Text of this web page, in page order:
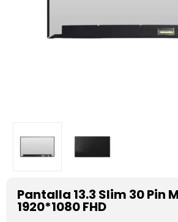
Pantalla 13.3 Slim 30 Pin
1920*1080 FHD